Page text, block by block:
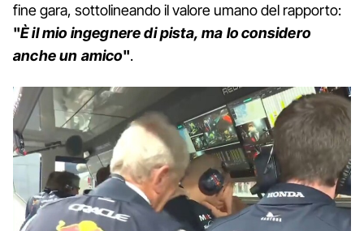
fine gara, sottolineando il valore umano del rapporto:
"È il mio ingegnere di pista, ma lo considero
anche un amico".